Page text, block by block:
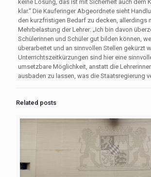
keine Lösung, das ist mit Sicherheit auch dem
klar.“ Die Kauferinger Abgeordnete sieht
den kurzfristigen Bedarf zu decken, allerdings
Mehrbelastung der Lehrer: „Ich bin davon
Schülerinnen und Schüler gut bilden können,
überarbeitet und an sinnvollen Stellen gekürzt
Unterrichtszeitkürzungen sind hier eine
umsetzbare Möglichkeit, anstatt die
ausbaden zu lassen, was die Staatsregierung
Related posts